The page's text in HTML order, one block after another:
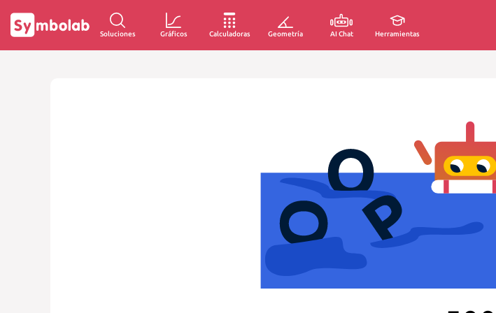
Soluciones Gráficos Calculadoras Geometría AI Chat Herramientas